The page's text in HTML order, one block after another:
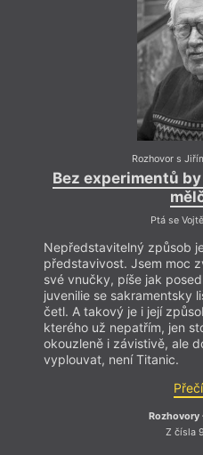
Rozhovor s
Bez experimentů
Ptá se
Nepředstavitelný způsob
představivost. Jsem moc
své vnučky, píše jak
juvenilie se sakramentsky
četl. A takový je i její
kterého už nepatřím, jen
okouzleně i závistivě, ale
vyplouvat, není Titanic.
Rozhovory
Z čísla